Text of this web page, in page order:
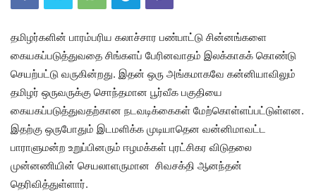
தமிழர்களின் பாரம்பரிய கலாச்சார பண்பாட்டு சின்னங்களை
கையகப்படுத்துவதை சிங்களப் பேரினவாதம் இலக்காகக் கொண்டு
செயற்பட்டு வருகின்றது. இதன் ஒரு அங்கமாகவே கன்னியாவிலும்
தமிழர் ஒருவருக்கு சொந்தமான பூர்வீக பகுதியை
கையகப்படுத்துவதற்கான நடவடிக்கைகள் மேற்கொள்ளப்பட்டுள்ளன.
இதற்கு ஒருபோதும் இடமளிக்க முடியாதென வன்னிமாவட்ட
பாராளுமன்ற உறுப்பினரும் ஈழமக்கள் புரட்சிகர விடுதலை
முன்னணியின் செயலாளருமான சிவசக்தி ஆனந்தன்
தெரிவித்துள்ளார்.